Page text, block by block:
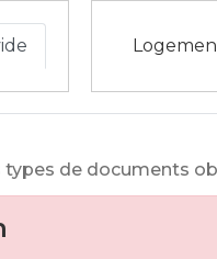
types de documents